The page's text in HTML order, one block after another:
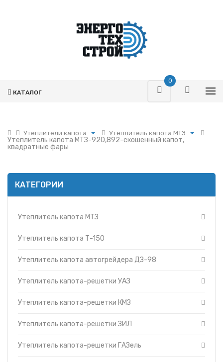
0
КАТАЛОГ
Утеплители капота
Поршневая
Фильтры
Гидромоторы
Насосы
Вкладыши
О компании
Утеплитель капота МТЗ
решетки УАЗ
решетки ГАЗель
Утеплитель капота Т-130,
170
Утеплитель капота Т-25, 30
Утеплитель капота ДТ-75
Утеплитель капота МТЗ-920,892-скошенный капот,
квадратные фары
КАТЕГОРИИ
Утеплитель капота МТЗ
Утеплитель капота Т-150
Утеплитель капота автогрейдера ДЗ-98
Утеплитель капота-решетки УАЗ
Утеплитель капота-решетки КМЗ
Утеплитель капота-решетки ЗИЛ
Утеплитель капота-решетки ГАЗель